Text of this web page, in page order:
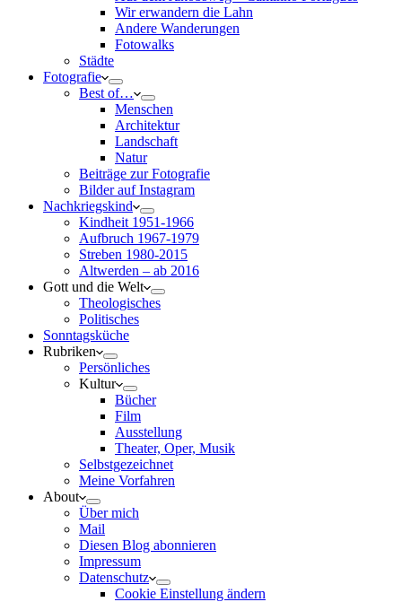
Wir erwandern die Lahn
Andere Wanderungen
Fotowalks
Städte
Fotografie
Best of…
Menschen
Architektur
Landschaft
Natur
Beiträge zur Fotografie
Bilder auf Instagram
Nachkriegskind
Kindheit 1951-1966
Aufbruch 1967-1979
Streben 1980-2015
Altwerden – ab 2016
Gott und die Welt
Theologisches
Politisches
Sonntagsküche
Rubriken
Persönliches
Kultur
Bücher
Film
Ausstellung
Theater, Oper, Musik
Selbstgezeichnet
Meine Vorfahren
About
Über mich
Mail
Diesen Blog abonnieren
Impressum
Datenschutz
Cookie Einstellung ändern